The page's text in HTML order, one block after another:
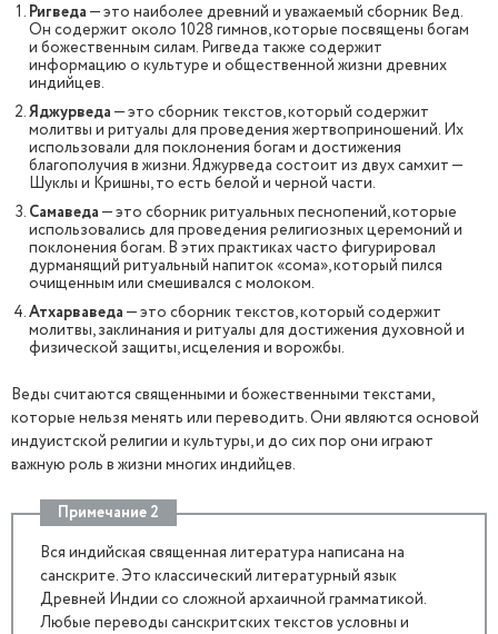
Ригведа — это наиболее древний и уважаемый сборник Вед.
Он содержит около 1028 гимнов, которые посвящены богам
и божественным силам. Ригведа также содержит
информацию о культуре и общественной жизни древних
индийцев.
Яджурведа — это сборник текстов, который содержит
молитвы и ритуалы для проведения жертвоприношений. Их
использовали для поклонения богам и достижения
благополучия в жизни. Яджурведа состоит из двух самхит —
Шуклы и Кришны, то есть белой и черной части.
Самаведа — это сборник ритуальных песнопений, которые
использовались для проведения религиозных церемоний и
поклонения богам. В этих практиках часто фигурировал
дурманящий ритуальный напиток «сома», который пился
очищенным или смешивался с молоком.
Атхарваведа — это сборник текстов, который содержит
молитвы, заклинания и ритуалы для достижения духовной и
физической защиты, исцеления и ворожбы.
Веды считаются священными и божественными текстами,
которые нельзя менять или переводить. Они являются основой
индуистской религии и культуры, и до сих пор они играют
важную роль в жизни многих индийцев.
Примечание 2
Вся индийская священная литература написана на
санскрите. Это классический литературный язык
Древней Индии со сложной архаичной грамматикой.
Любые переводы санскритских текстов условны и